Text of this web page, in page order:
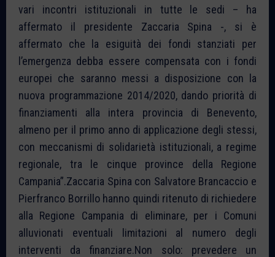
vari incontri istituzionali in tutte le sedi – ha
affermato il presidente Zaccaria Spina -, si è
affermato che la esiguità dei fondi stanziati per
l’emergenza debba essere compensata con i fondi
europei che saranno messi a disposizione con la
nuova programmazione 2014/2020, dando priorità di
finanziamenti alla intera provincia di Benevento,
almeno per il primo anno di applicazione degli stessi,
con meccanismi di solidarietà istituzionali, a regime
regionale, tra le cinque province della Regione
Campania”.Zaccaria Spina con Salvatore Brancaccio e
Pierfranco Borrillo hanno quindi ritenuto di richiedere
alla Regione Campania di eliminare, per i Comuni
alluvionati eventuali limitazioni al numero degli
interventi da finanziare.Non solo: prevedere un